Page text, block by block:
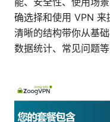
确选择和使用 VPN 来
清晰的结构带你从基
数据统计、常见问题